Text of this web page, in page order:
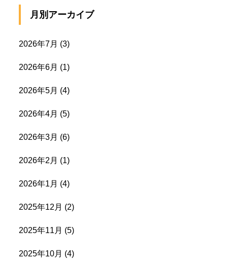
月別アーカイブ
2026年7月 (3)
2026年6月 (1)
2026年5月 (4)
2026年4月 (5)
2026年3月 (6)
2026年2月 (1)
2026年1月 (4)
2025年12月 (2)
2025年11月 (5)
2025年10月 (4)